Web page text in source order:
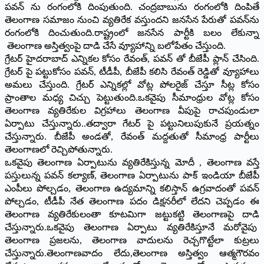
పవన్ ను రంగంలోకి దింపుతుంది. చంద్రబాబును రంగంలోకి దింపితే
తెలంగాణ సమాజం నుంచి వ్యతిరేక వస్తుందని జనసేన పేరుతో పవన్‌ను
రంగంలోకి దించుతుంది.రాష్ట్రంలో జనసేన పార్టీకి బలం లేకున్నా
తెలంగాణ అస్తిత్వంపై దాడి చేసే వ్యూహాన్ని బలోపేతం చేస్తుంది.
గ్రేటర్ హైదరాబాద్ ఎన్నికల కోసం రేవంత్, పవన్ తో బీజేపీ ప్లాన్ చేసింది.
గ్రేటర్ పై పట్టుకోసం పవన్, టీడీపీ, బీజేపీ కలిసి రేవంత్‌ రెడ్డితో వ్యూహాలు
అమలు చేస్తుంది. గ్రేటర్ ఎన్నికల్లో వోట్ల పోలరైజ్ చేస్తూ సీట్ల కోసం
ప్రాంతాల మధ్య చిచ్చు పెట్టుతుంది.ఒకవైపు సీమాంధ్రుల వోట్ల కోసం
తెలంగాణ వ్యతిరేకుల విగ్రహాలు తెలంగాణ వీపుపై రాచపుండులా
ఏర్పాటు చేస్తున్నారు..తద్వారా గేటర్ పై పట్టునిలుపుకునే ప్రయత్నం
చేస్తున్నారు. బీజేపీ అండతో, రేవంత్‌ మద్దతుతో సీమాంధ్ర పార్టీలు
తెలంగాణలో రెచ్చిపోతున్నారు.
ఒకవైపు తెలంగాణ ఏర్పాటును వ్యతిరేకిస్తున్న మోదీ , తెలంగాణ వస్తే
పస్తులున్న పవన్‌ కల్యాణ్‌, తెలంగాణ ఏర్పాటును పాక్‌ ఇండియా బీజేపీ
ఎంపీలు పోల్చడం, తెలంగాణ ఉద్యమాన్ని కలిస్తాన్‌ ఉగ్రవాదంతో పవన్
పోల్చడం, టీడీపీ నేత తెలంగాణ పదం డిక్షనరీలో లేదని చెప్పడం ఈ
తెలంగాణ వ్యతిరేకులంతా కూటమిగా జట్టుకట్టి తెలంగాణపై దాడి
చేస్తున్నారు.ఒకవైపు తెలంగాణ ఏర్పాటు వ్యతిరేకిస్తూనే మరోవైపు
తెలంగాణ ప్రజలను, తెలంగాణ వాదులను రెచ్చగొట్టేలా కుట్రలు
చేస్తున్నారు.తెలంగాణవాదం లేదు,తెలంగాణ అస్తిత్వం ఆత్మగౌరవం